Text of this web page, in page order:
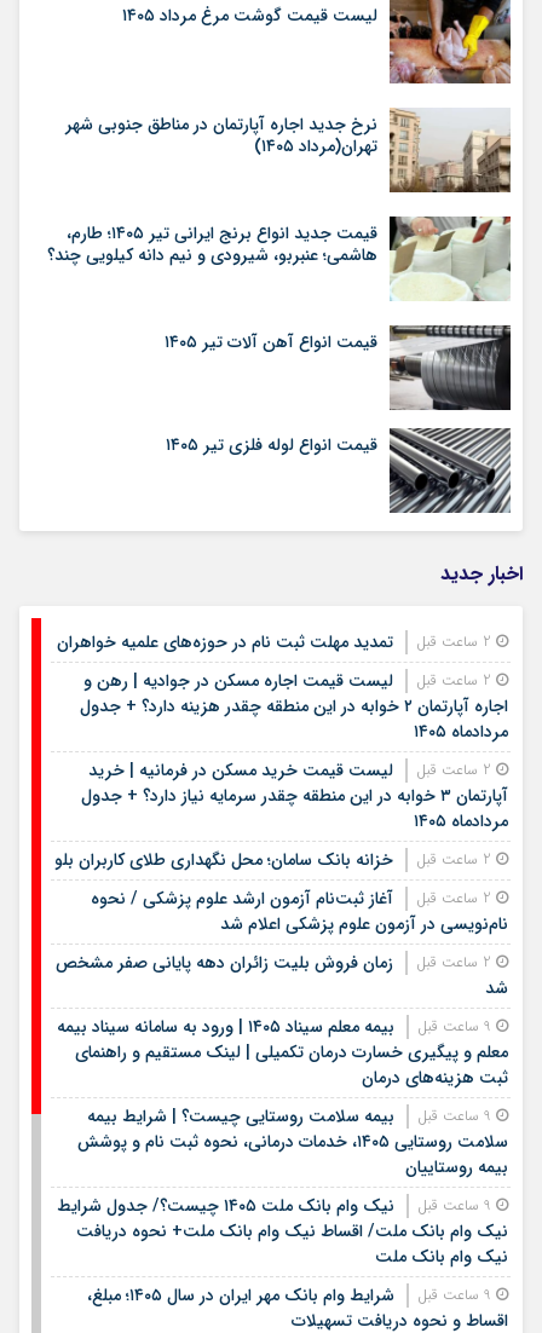
لیست قیمت گوشت مرغ مرداد ۱۴۰۵
نرخ جدید اجاره آپارتمان در مناطق جنوبی شهر
تهران(مرداد ۱۴۰۵)
قیمت جدید انواع برنج ایرانی تیر ۱۴۰۵؛ طارم،
هاشمی؛ عنبربو، شیرودی و نیم دانه کیلویی چند؟
قیمت انواع آهن آلات تیر ۱۴۰۵
قیمت انواع لوله فلزی تیر ۱۴۰۵
اخبار جدید
تمدید مهلت ثبت نام در حوزه‌های علمیه خواهران
لیست قیمت اجاره مسکن در جوادیه | رهن و
اجاره آپارتمان ۲ خوابه در این منطقه چقدر هزینه دارد؟ + جدول
مردادماه ۱۴۰۵
لیست قیمت خرید مسکن در فرمانیه | خرید
آپارتمان ۳ خوابه در این منطقه چقدر سرمایه نیاز دارد؟ + جدول
مردادماه ۱۴۰۵
خزانه بانک سامان؛ محل نگهداری طلای کاربران بلو
آغاز ثبت‌نام آزمون ارشد علوم پزشکی / نحوه
نام‌نویسی در آزمون علوم پزشکی اعلام شد
زمان فروش بلیت زائران دهه پایانی صفر مشخص
شد
بیمه معلم سیناد ۱۴۰۵ | ورود به سامانه سیناد بیمه
معلم و پیگیری خسارت درمان تکمیلی | لینک مستقیم و راهنمای
ثبت هزینه‌های درمان
بیمه سلامت روستایی چیست؟ | شرایط بیمه
سلامت روستایی ۱۴۰۵، خدمات درمانی، نحوه ثبت نام و پوشش
بیمه روستاییان
نیک وام بانک ملت ۱۴۰۵ چیست؟/ جدول شرایط
نیک وام بانک ملت/ اقساط نیک وام بانک ملت+ نحوه دریافت
نیک وام بانک ملت
شرایط وام بانک مهر ایران در سال ۱۴۰۵؛ مبلغ،
اقساط و نحوه دریافت تسهیلات